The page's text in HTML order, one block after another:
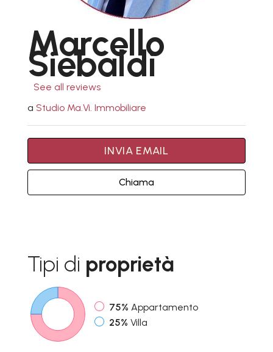
Marcello
Siebaldi
See all reviews
a Studio Ma.Vi. Immobiliare
INVIA EMAIL
Chiama
Tipi di proprietà
75% Appartamento
25% Villa